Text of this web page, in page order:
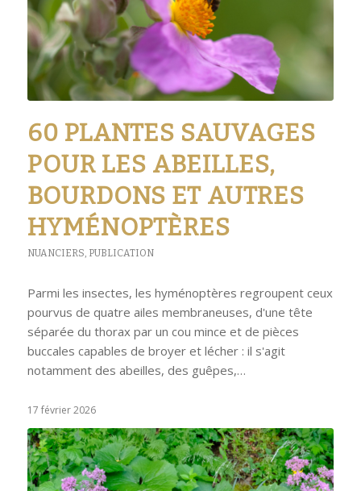
60 PLANTES SAUVAGES
POUR LES ABEILLES,
BOURDONS ET AUTRES
HYMÉNOPTÈRES
NUANCIERS, PUBLICATION
Parmi les insectes, les hyménoptères regroupent ceux
pourvus de quatre ailes membraneuses, d'une tête
séparée du thorax par un cou mince et de pièces
buccales capables de broyer et lécher : il s'agit
notamment des abeilles, des guêpes,…
17 février 2026